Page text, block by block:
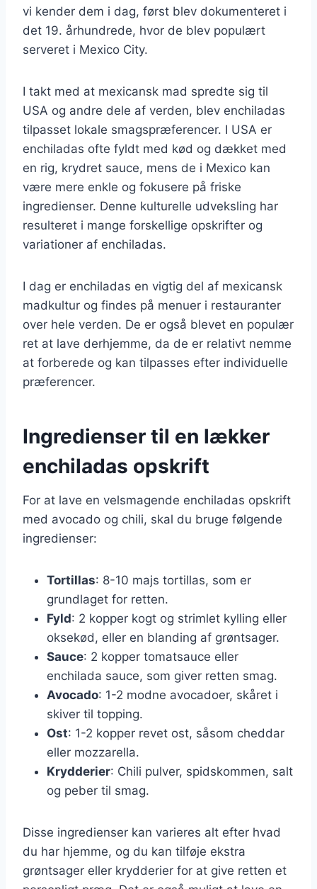
vi kender dem i dag, først blev dokumenteret i
det 19. århundrede, hvor de blev populært
serveret i Mexico City.
I takt med at mexicansk mad spredte sig til
USA og andre dele af verden, blev enchiladas
tilpasset lokale smagspræferencer. I USA er
enchiladas ofte fyldt med kød og dækket med
en rig, krydret sauce, mens de i Mexico kan
være mere enkle og fokusere på friske
ingredienser. Denne kulturelle udveksling har
resulteret i mange forskellige opskrifter og
variationer af enchiladas.
I dag er enchiladas en vigtig del af mexicansk
madkultur og findes på menuer i restauranter
over hele verden. De er også blevet en populær
ret at lave derhjemme, da de er relativt nemme
at forberede og kan tilpasses efter individuelle
præferencer.
Ingredienser til en lækker
enchiladas opskrift
For at lave en velsmagende enchiladas opskrift
med avocado og chili, skal du bruge følgende
ingredienser:
Tortillas: 8-10 majs tortillas, som er
grundlaget for retten.
Fyld: 2 kopper kogt og strimlet kylling eller
oksekød, eller en blanding af grøntsager.
Sauce: 2 kopper tomatsauce eller
enchilada sauce, som giver retten smag.
Avocado: 1-2 modne avocadoer, skåret i
skiver til topping.
Ost: 1-2 kopper revet ost, såsom cheddar
eller mozzarella.
Krydderier: Chili pulver, spidskommen, salt
og peber til smag.
Disse ingredienser kan varieres alt efter hvad
du har hjemme, og du kan tilføje ekstra
grøntsager eller krydderier for at give retten et